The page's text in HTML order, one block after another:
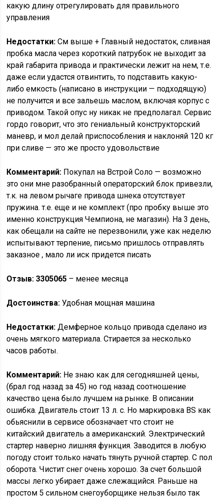
какую длину отрегулировать для правильного
управления
Недостатки: См выше + Главный недостаток, сливная
пробка масла через короткий патрубок не выходит за
край габарита привода и практически лежит на нем, т.е.
даже если удастся отвинтить, то подставить какую-
либо емкость (написано в инструкции — подходящую)
не получится и все зальешь маслом, включая корпус с
приводом. Такой опус ну никак не предполагал. Сервис
гордо говорит, что это гениальный конструкторский
маневр, и мол делай приспособления и наклоняй 120 кг
при сливе — это же просто удовольствие
Комментарий: Покупал на Встрой Соло — возможно
это они мне разобранный операторский блок привезли,
т.к. на левом рычаге привода шнека отсутствует
пружина. т.е. еще и не комплект (про пробку выше это
именно конструкция Чемпиона, не магазин). На 3 день,
как обещали на сайте не перезвонили, уже как неделю
испытывают терпение, письмо пришлось отправлять
заказное , мало ли иск придется писать
Отзыв: 3305065 – менее месяца
Достоинства: Удобная мощная машина
Недостатки: Демферное кольцо привода сделано из
очень мягкого материала. Стирается за несколько
часов работы.
Комментарий: Не знаю как для сегодняшней цены,
(брал год назад за 45) но год назад соотношение
качество цена было лучшем на рынке. В описании
ошибка. Двигатель стоит 13 л. с. Но маркировка BS как
обьяснили в сервисе обозначает что стоит не
китайский двигатель а американский. Электрический
стартер наверно лишняя функция. Заводится в любую
погоду стоит только начать тянуть ручной стартер. С пол
оборота. Чистит снег очень хорошо. За счет большой
массы легко убирает даже слежащийся. Раньше на
простом 5 сильном снегоуборщике нельзя было так